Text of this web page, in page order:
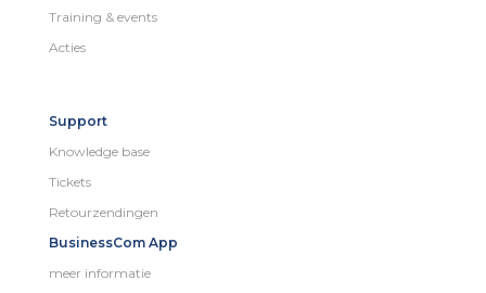
Training & events
Acties
Support
Knowledge base
Tickets
Retourzendingen
BusinessCom App
meer informatie